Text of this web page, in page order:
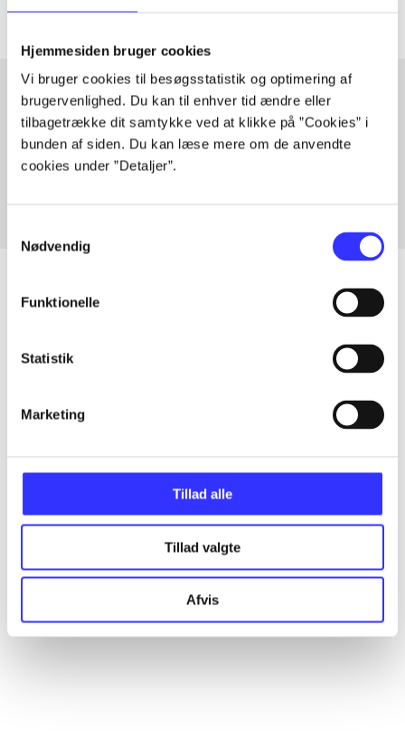
Hjemmesiden bruger cookies
Vi bruger cookies til besøgsstatistik og optimering af
brugervenlighed. Du kan til enhver tid ændre eller
tilbagetrække dit samtykke ved at klikke på ”Cookies” i
bunden af siden. Du kan læse mere om de anvendte
cookies under ”Detaljer”.
Nødvendig
Funktionelle
Statistik
Marketing
Tillad alle
Tillad valgte
Afvis
Artikler med samme emner
Alle registrerede artikler fordelt på udgivelser
...
...
...